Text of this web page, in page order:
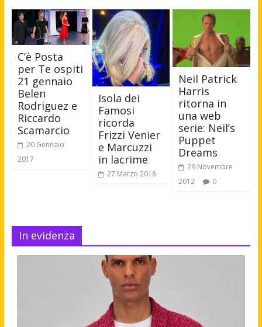
C’è Posta
per Te ospiti
21 gennaio
Belen
Rodriguez e
Riccardo
Scamarcio
20 Gennaio
2017
Isola dei
Famosi
ricorda
Frizzi Venier
e Marcuzzi
in lacrime
27 Marzo 2018
Neil Patrick
Harris
ritorna in
una web
serie: Neil’s
Puppet
Dreams
29 Novembre
2012
0
In evidenza